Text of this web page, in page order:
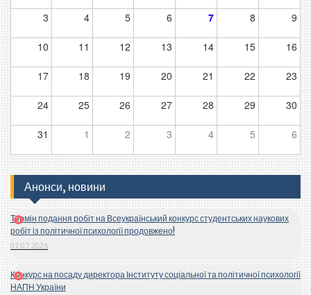
3 4 5 6 7 8 9
10 11 12 13 14 15 16
17 18 19 20 21 22 23
24 25 26 27 28 29 30
31 1 2 3 4 5 6
Анонси, новини
Термін подання робіт на Всеукраїнський конкурс студентських наукових
робіт із політичної психології продовжено!
07.07.2026
Конкурс на посаду директора Інституту соціальної та політичної психології
НАПН України